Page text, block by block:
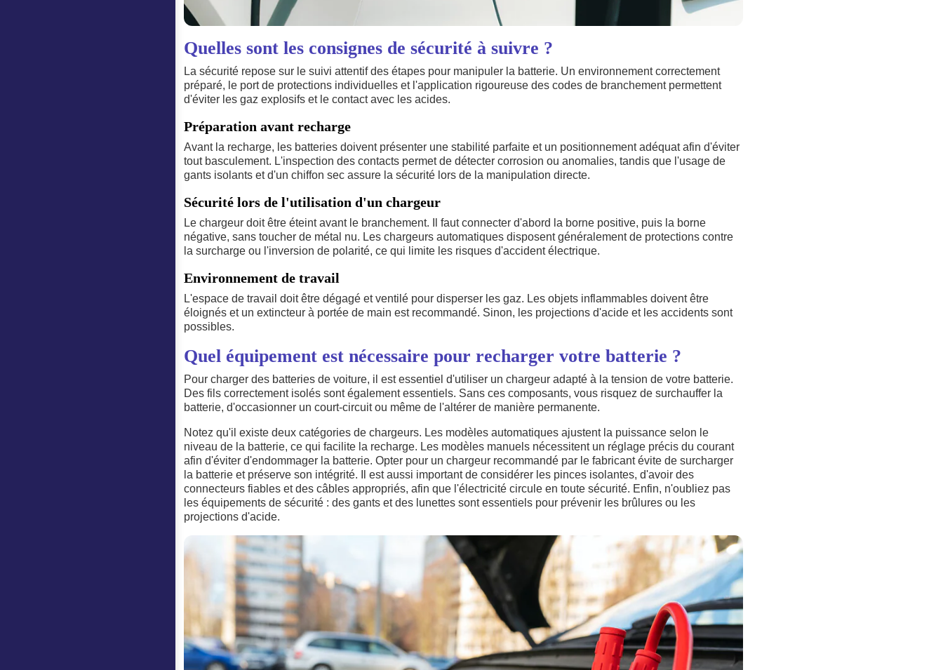
Quelles sont les consignes de sécurité à suivre ?
La sécurité repose sur le suivi attentif des étapes pour manipuler la batterie. Un environnement correctement
préparé, le port de protections individuelles et l'application rigoureuse des codes de branchement permettent
d'éviter les gaz explosifs et le contact avec les acides.
Préparation avant recharge
Avant la recharge, les batteries doivent présenter une stabilité parfaite et un positionnement adéquat afin d'éviter
tout basculement. L'inspection des contacts permet de détecter corrosion ou anomalies, tandis que l'usage de
gants isolants et d'un chiffon sec assure la sécurité lors de la manipulation directe.
Sécurité lors de l'utilisation d'un chargeur
Le chargeur doit être éteint avant le branchement. Il faut connecter d'abord la borne positive, puis la borne
négative, sans toucher de métal nu. Les chargeurs automatiques disposent généralement de protections contre
la surcharge ou l'inversion de polarité, ce qui limite les risques d'accident électrique.
Environnement de travail
L'espace de travail doit être dégagé et ventilé pour disperser les gaz. Les objets inflammables doivent être
éloignés et un extincteur à portée de main est recommandé. Sinon, les projections d'acide et les accidents sont
possibles.
Quel équipement est nécessaire pour recharger votre batterie ?
Pour charger des batteries de voiture, il est essentiel d'utiliser un chargeur adapté à la tension de votre batterie.
Des fils correctement isolés sont également essentiels. Sans ces composants, vous risquez de surchauffer la
batterie, d'occasionner un court-circuit ou même de l'altérer de manière permanente.
Notez qu'il existe deux catégories de chargeurs. Les modèles automatiques ajustent la puissance selon le
niveau de la batterie, ce qui facilite la recharge. Les modèles manuels nécessitent un réglage précis du courant
afin d'éviter d'endommager la batterie. Opter pour un chargeur recommandé par le fabricant évite de surcharger
la batterie et préserve son intégrité. Il est aussi important de considérer les pinces isolantes, d'avoir des
connecteurs fiables et des câbles appropriés, afin que l'électricité circule en toute sécurité. Enfin, n'oubliez pas
les équipements de sécurité : des gants et des lunettes sont essentiels pour prévenir les brûlures ou les
projections d'acide.